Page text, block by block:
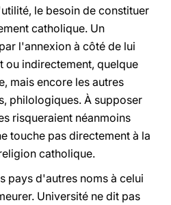
le besoin de constituer
catholique. Un
l'annexion à côté de lui
ou indirectement, quelque
mais encore les autres
philologiques. À supposer
risqueraient néanmoins
touche pas directement à la
catholique.
pays d'autres noms à celui
Université ne dit pas